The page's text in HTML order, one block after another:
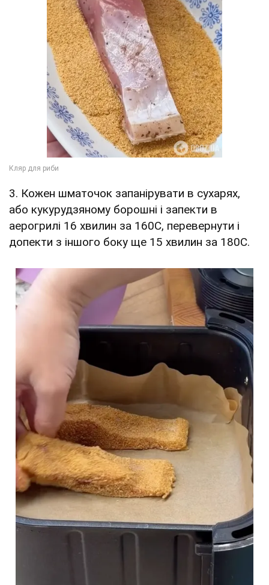
3. Кожен шматочок запанірувати в сухарях,
або кукурудзяному борошні і запекти в
аерогрилі 16 хвилин за 160С, перевернути і
допекти з іншого боку ще 15 хвилин за 180С.